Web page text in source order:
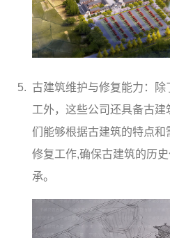
古建筑维护与修复能力：
工外，这些公司还具备古
们能够根据古建筑的特点和
修复工作,确保古建筑的历
承。